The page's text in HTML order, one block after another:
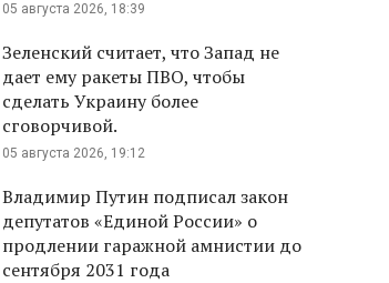
05 августа 2026, 18:39
Зеленский считает, что Запад не
дает ему ракеты ПВО, чтобы
сделать Украину более
сговорчивой.
05 августа 2026, 19:12
Владимир Путин подписал закон
депутатов «Единой России» о
продлении гаражной амнистии до
сентября 2031 года